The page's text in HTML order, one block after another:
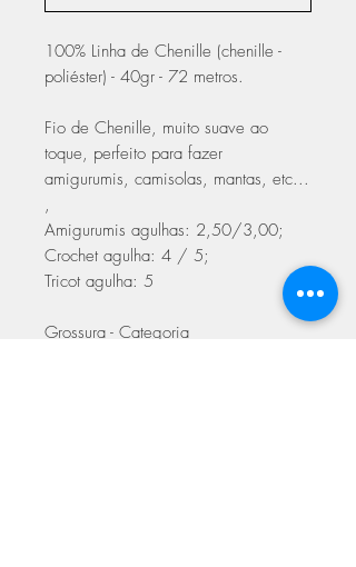
100% Linha de Chenille (chenille -
poliéster) - 40gr - 72 metros.
Fio de Chenille, muito suave ao
toque, perfeito para fazer
amigurumis, camisolas, mantas, etc...
,
Amigurumis agulhas: 2,50/3,00;
Crochet agulha: 4 / 5;
Tricot agulha: 5
Grossura - Categoria